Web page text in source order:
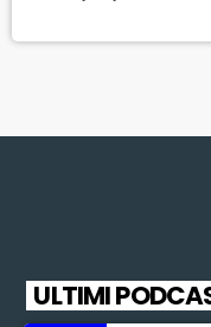
scientifici. Il festival è
ULTIMI